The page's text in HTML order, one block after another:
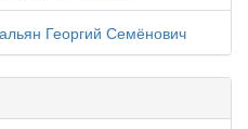
Георгий Семёнович